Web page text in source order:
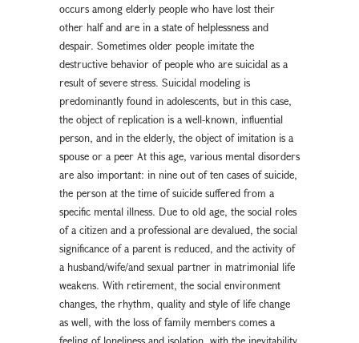
occurs among elderly people who have lost their
other half and are in a state of helplessness and
despair. Sometimes older people imitate the
destructive behavior of people who are suicidal as a
result of severe stress. Suicidal modeling is
predominantly found in adolescents, but in this case,
the object of replication is a well-known, influential
person, and in the elderly, the object of imitation is a
spouse or a peer At this age, various mental disorders
are also important: in nine out of ten cases of suicide,
the person at the time of suicide suffered from a
specific mental illness. Due to old age, the social roles
of a citizen and a professional are devalued, the social
significance of a parent is reduced, and the activity of
a husband/wife/and sexual partner in matrimonial life
weakens. With retirement, the social environment
changes, the rhythm, quality and style of life change
as well, with the loss of family members comes a